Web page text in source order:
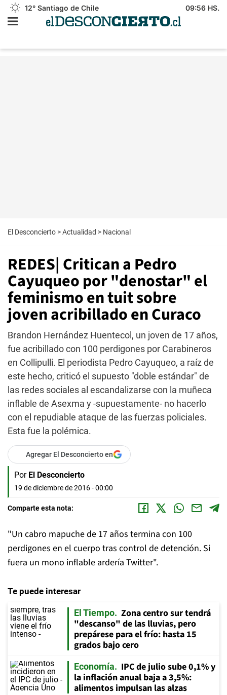
12° Santiago de Chile 09:56 HS.
El Desconcierto >Actualidad > Nacional
REDES| Critican a Pedro
Cayuqueo por "denostar" el
feminismo en tuit sobre
joven acribillado en Curaco
Brandon Hernández Huentecol, un joven de 17 años,
fue acribillado con 100 perdigones por Carabineros
en Collipulli. El periodista Pedro Cayuqueo, a raíz de
este hecho, criticó el supuesto "doble estándar" de
las redes sociales al escandalizarse con la muñeca
inflable de Asexma y -supuestamente- no hacerlo
con el repudiable ataque de las fuerzas policiales.
Esta fue la polémica.
Agregar El Desconcierto en
Por El Desconcierto
19 de diciembre de 2016 - 00:00
Comparte esta nota:
"Un cabro mapuche de 17 años termina con 100
perdigones en el cuerpo tras control de detención. Si
fuera un mono inflable ardería Twitter".
Te puede interesar
El Tiempo
Zona centro sur tendrá
"descanso" de las lluvias, pero
prepárese para el frío: hasta 15
grados bajo cero
Economía
IPC de julio sube 0,1% y
la inflación anual baja a 3,5%:
alimentos impulsan las alzas